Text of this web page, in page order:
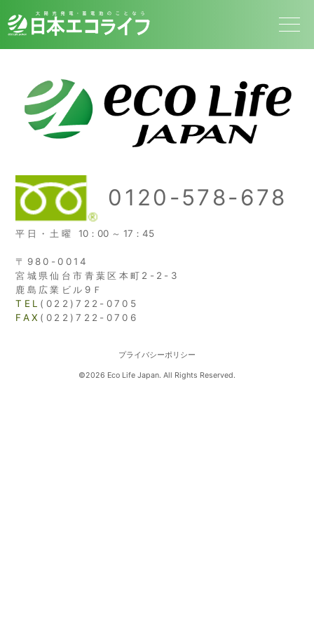
0120-578-678
平日・土曜 10：00 ～ 17：45
〒980-0014
宮城県仙台市青葉区本町2-2-3
鹿島広業ビル9Ｆ
TEL (022)722-0705
FAX (022)722-0706
プライバシーポリシー
©2026 Eco Life Japan. All Rights Reserved.